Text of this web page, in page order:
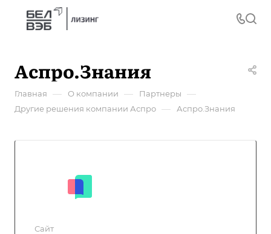
Аспро.Знания
Главная — О компании — Партнеры —
Другие решения компании Аспро — Аспро.Знания
Сайт